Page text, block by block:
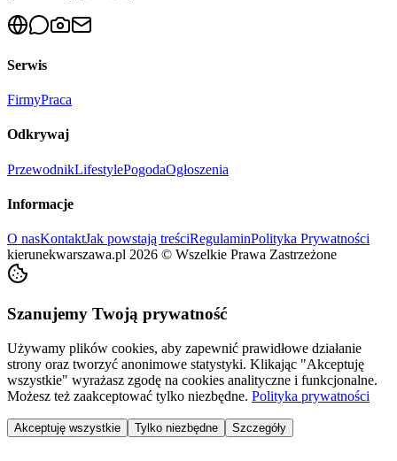
Serwis
FirmyPraca
Odkrywaj
PrzewodnikLifestylePogodaOgłoszenia
Informacje
O nasKontaktJak powstają treściRegulaminPolityka Prywatności
kierunekwarszawa.pl 2026 © Wszelkie Prawa Zastrzeżone
Szanujemy Twoją prywatność
Używamy plików cookies, aby zapewnić prawidłowe działanie
strony oraz tworzyć anonimowe statystyki. Klikając "Akceptuję
wszystkie" wyrażasz zgodę na cookies analityczne i funkcjonalne.
Możesz też zaakceptować tylko niezbędne. Polityka prywatności
Akceptuję wszystkie Tylko niezbędne Szczegóły